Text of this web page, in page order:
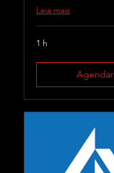
Leia mais
1 h
Agendar